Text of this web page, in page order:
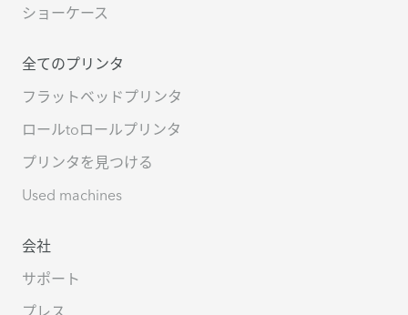
ショーケース
全てのプリンタ
フラットベッドプリンタ
ロールtoロールプリンタ
プリンタを見つける
Used machines
会社
サポート
プレス